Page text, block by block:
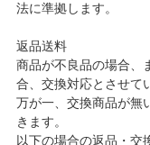
法に準拠します。
返品送料
商品が不良品の場合、
合、交換対応とさせて
万が一、交換商品が無
きます。
以下の場合の返品・交